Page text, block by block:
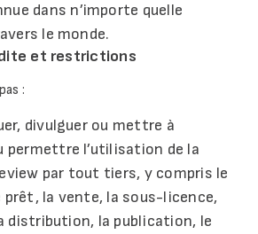
dans n’importe quelle
le monde.
et restrictions
:
divulguer ou mettre à
permettre l’utilisation de la
par tout tiers, y compris le
prêt, la vente, la sous-licence,
distribution, la publication, le